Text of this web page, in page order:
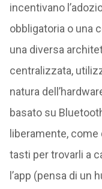
incentivano
obbligatoria o una
una diversa
centralizzata,
natura
basato su
liberamente, come
tasti per trovarli a
l’app (pensa di un